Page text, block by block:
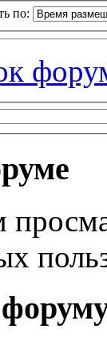
по: